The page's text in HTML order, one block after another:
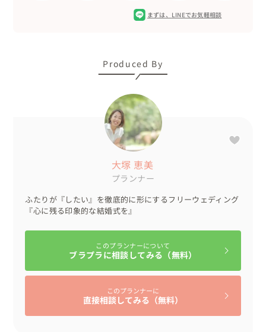
ここからガラッと雰囲気を変え、バイリンガルMCの方に
音楽に合わせて、フレアショー開催🍸（カクテルパフォー
会場が盛りあったところで、マッチョたちによる騎馬に乗
新婦様はカラードレスへお色直しされ、ご友人と一緒に歌
いながら華やかにご入場🎶
続いて、新郎様と共に入場されたマッチョの皆さんが、力
強くレモンを絞ってカクテルを作る演出💪
女性ゲストからは大きな歓声が上がり、大盛り上がりとな
その後は、ゲーム『イントロドン』を開催🎶
「景品では盛り上がらない！」とおふたりが用意されたの
は、なんと賞金！！ゲストも白熱し、優勝者に贈呈されま
まずは、 LINEでお気軽相談
Produced By
大塚 恵美
プランナー
ふたりが『したい』を徹底的に形にするフリーウェディング
『心に残る印象的な結婚式を』
このプランナーについて
ブラプラに相談してみる（無料）
このプランナーに
直接相談してみる（無料）